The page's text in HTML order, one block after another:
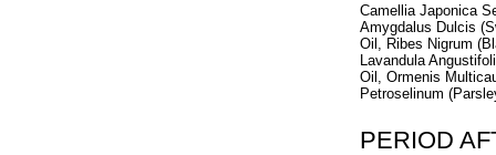
Camellia Japonica
Amygdalus Dulcis
Oil, Ribes Nigrum
Lavandula
Oil, Ormenis
Petroselinum
PERIOD